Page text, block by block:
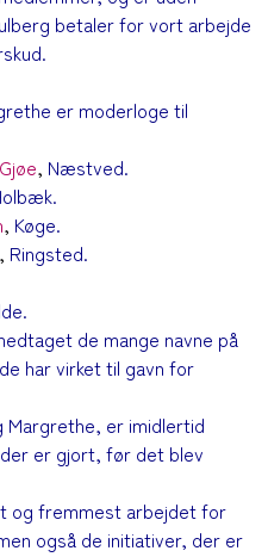
betaler for vort arbejde
er moderloge til
, Næstved.
, Køge.
, Ringsted.
de mange navne på
har virket til gavn for
Margrethe, er imidlertid
er gjort, før det blev
og fremmest arbejdet for
også de initiativer, der er